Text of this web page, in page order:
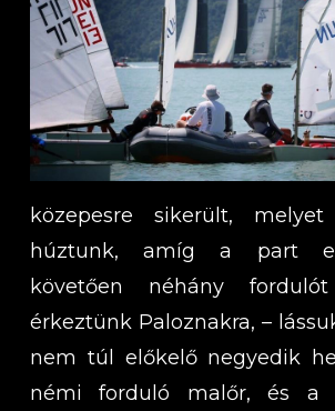
közepesre sikerült, melyet
húztunk, amíg a part
követően néhány
érkeztünk Paloznakra, –
nem túl előkelő negyedik
némi forduló malőr, és a